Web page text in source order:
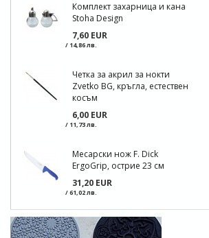
Комплект захарница и кана
Stoha Design
7,60 EUR
/ 14,86 лв.
Четка за акрил за нокти
Zvetko BG, кръгла, естествен
косъм
6,00 EUR
/ 11,73 лв.
Месарски нож F. Dick
ErgoGrip, острие 23 см
31,20 EUR
/ 61,02 лв.